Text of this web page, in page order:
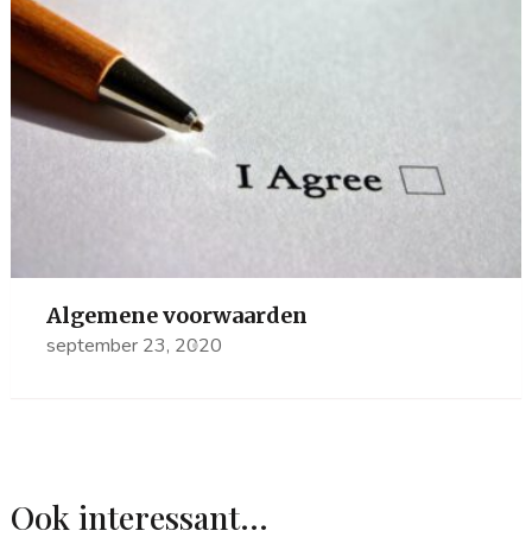
Algemene voorwaarden
september 23, 2020
Ook interessant...